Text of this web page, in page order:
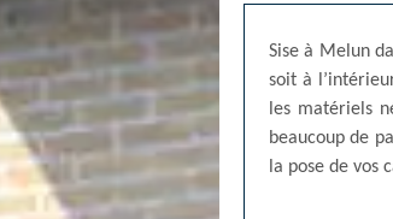
Sise à Melun
soit à
les matériels
beaucoup de
la pose de vos